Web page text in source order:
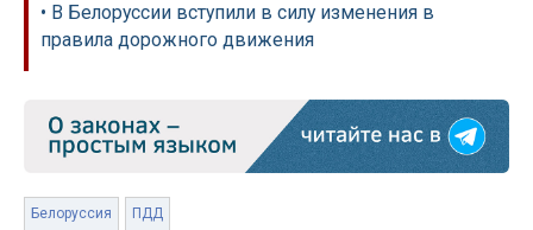
• В Белоруссии вступили в силу изменения в
правила дорожного движения
Белоруссия ПДД